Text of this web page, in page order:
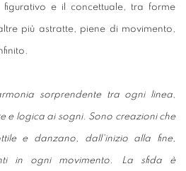
e il concettuale, tra forme
più astratte, piene di movimento,
sorprendente tra ogni linea,
e logica ai sogni. Sono creazioni che
e danzano, dall'inizio alla fine,
in ogni movimento. La sfida è